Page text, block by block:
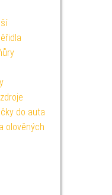
do auta
olověných